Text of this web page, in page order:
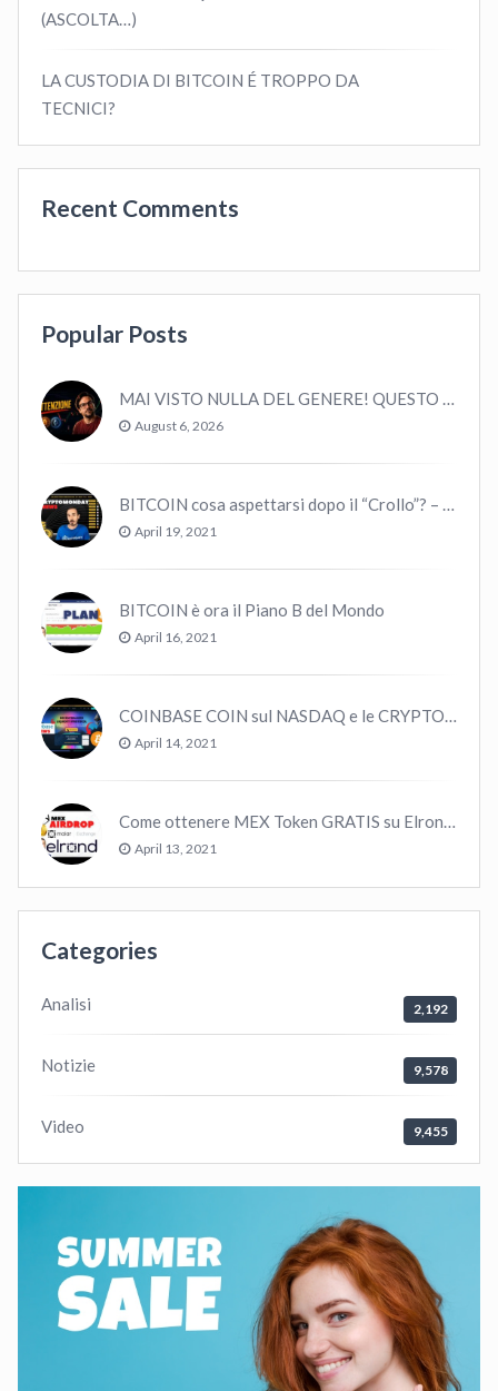
(ASCOLTA…)
LA CUSTODIA DI BITCOIN É TROPPO DA
TECNICI?
Recent Comments
Popular Posts
MAI VISTO NULLA DEL GENERE! QUESTO E’ MANCATO ALL’ULTIMO BULL MARKET! VOLATILITA’ E MACRO!
August 6, 2026
BITCOIN cosa aspettarsi dopo il “Crollo”? – CryptoMonday NEWS w16/’21
April 19, 2021
BITCOIN è ora il Piano B del Mondo
April 16, 2021
COINBASE COIN sul NASDAQ e le CRYPTO volano!
April 14, 2021
Come ottenere MEX Token GRATIS su Elrond ?
April 13, 2021
Categories
Analisi 2,192
Notizie 9,578
Video 9,455